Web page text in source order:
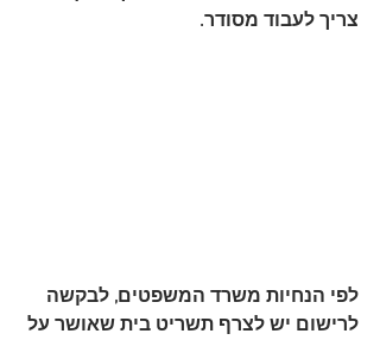
צריך לעבוד מסודר.
לפי הנחיות משרד המשפטים, לבקשה
לרישום יש לצרף תשריט בית שאושר על